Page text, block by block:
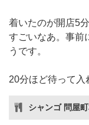
着いたのが開店5
すごいなあ。事前
うです。
20分ほど待って入
シャンゴ 問屋